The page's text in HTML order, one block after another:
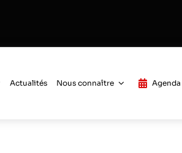
Actualités Nous connaître Agenda